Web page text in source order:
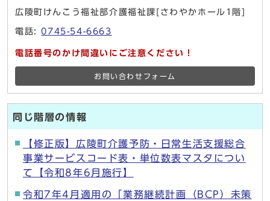
広陵町けんこう福祉部介護福祉課[さわやかホール1階]
電話:0745-54-6663
電話番号のかけ間違いにご注意ください！
お問い合わせフォーム
同じ階層の情報
【修正版】広陵町介護予防・日常生活支援総合
事業サービスコード表・単位数表マスタについ
て【令和8年6月施行】
令和7年4月適用の「業務継続計画（BCP）未策